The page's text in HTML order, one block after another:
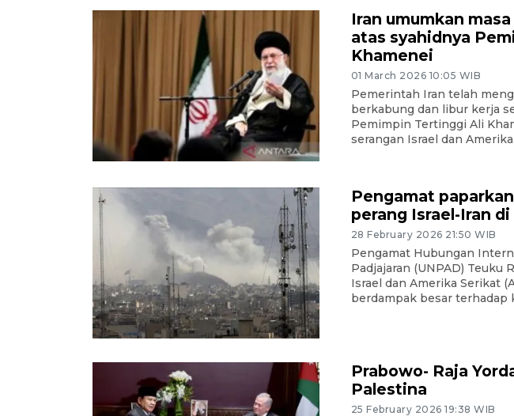
Iran umumkan
atas syahidnya
Khamenei
01 March 2026 10:05 WIB
Pemerintah Iran telah
berkabung dan libur kerja
Pemimpin Tertinggi Ali
serangan Israel dan
Pengamat
perang Israel-Iran
28 February 2026 21:50 WIB
Pengamat Hubungan
Padjajaran (UNPAD) Teuku
Israel dan Amerika Serikat
berdampak besar terhadap
Prabowo- Raja
Palestina
25 February 2026 19:38 WIB
Kopdes